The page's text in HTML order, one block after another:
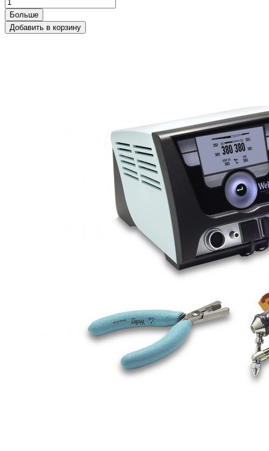
Больше
Добавить в корзину